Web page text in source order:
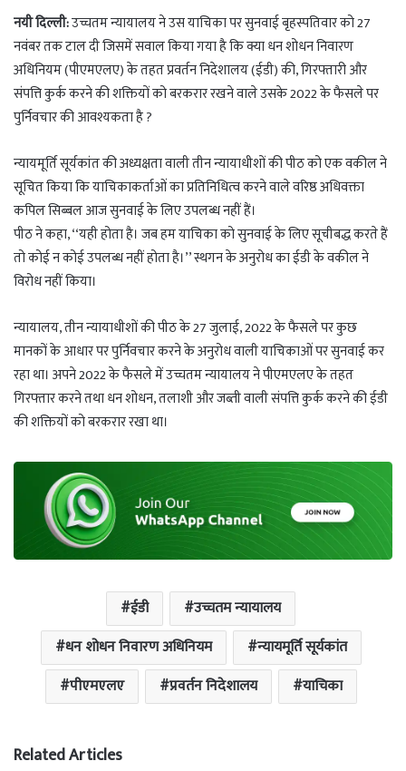
a
t
s
A
p
l
e
g
r
a
o
g
g
e
r
a
r
e
नयी दिल्ली:उच्चतम न्यायालय ने उस याचिका पर सुनवाई बृहस्पतिवार को 27
नवंबर तक टाल दी जिसमें सवाल किया गया है कि क्या धन शोधन निवारण
अधिनियम (पीएमएलए) के तहत प्रवर्तन निदेशालय (ईडी) की, गिरफ्तारी और
संपत्ति कुर्क करने की शक्तियों को बरकरार रखने वाले उसके 2022 के फैसले पर
पुर्निवचार की आवश्यकता है ?
न्यायमूर्ति सूर्यकांत की अध्यक्षता वाली तीन न्यायाधीशों की पीठ को एक वकील ने
सूचित किया कि याचिकाकर्ताओं का प्रतिनिधित्व करने वाले वरिष्ठ अधिवक्ता
कपिल सिब्बल आज सुनवाई के लिए उपलब्ध नहीं हैं।
पीठ ने कहा, ‘‘यही होता है। जब हम याचिका को सुनवाई के लिए सूचीबद्ध करते हैं
तो कोई न कोई उपलब्ध नहीं होता है।’’ स्थगन के अनुरोध का ईडी के वकील ने
विरोध नहीं किया।
न्यायालय, तीन न्यायाधीशों की पीठ के 27 जुलाई, 2022 के फैसले पर कुछ
मानकों के आधार पर पुर्निवचार करने के अनुरोध वाली याचिकाओं पर सुनवाई कर
रहा था। अपने 2022 के फैसले में उच्चतम न्यायालय ने पीएमएलए के तहत
गिरफ्तार करने तथा धन शोधन, तलाशी और जब्ती वाली संपत्ति कुर्क करने की ईडी
की शक्तियों को बरकरार रखा था।
ईडी
उच्चतम न्यायालय
धन शोधन निवारण अधिनियम
न्यायमूर्ति सूर्यकांत
पीएमएलए
प्रवर्तन निदेशालय याचिका
Related Articles